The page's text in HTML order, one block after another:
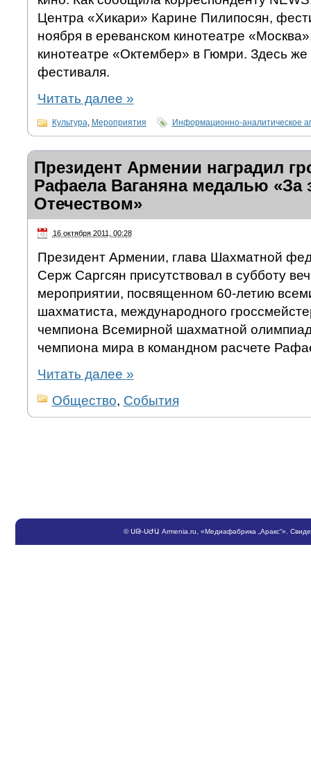
Центра «Хикари» Карине Пилипосян,
ноября в ереванском кинотеатре
кинотеатре «Октембер» в Гюмри. Здесь же
фестиваля.
Читать далее »
Культура, Мероприятия Информационно-аналитическое
Президент Армении наградил
Рафаела Ваганяна медалью «За
Отечеством»
16 октября 2011, 00:28
Президент Армении, глава Шахматной
Серж Саргсян присутствовал в субботу
мероприятии, посвященном 60-летию
шахматиста, международного
чемпиона Всемирной шахматной
чемпиона мира в командном расчете
Читать далее »
Общество, События
©ՍԹ-ՍԺԱ Armenia.ru , «Медиафабрика „Аракс“».